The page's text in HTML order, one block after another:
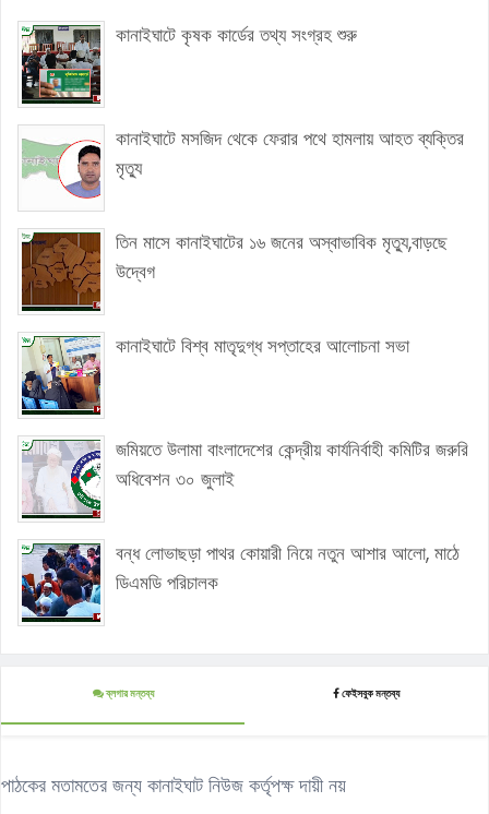
কানাইঘাটে কৃষক কার্ডের তথ্য সংগ্রহ শুরু
কানাইঘাটে মসজিদ থেকে ফেরার পথে হামলায় আহত ব্যক্তির
মৃত্যু
তিন মাসে কানাইঘাটের ১৬ জনের অস্বাভাবিক মৃত্যু,বাড়ছে
উদ্বেগ
কানাইঘাটে বিশ্ব মাতৃদুগ্ধ সপ্তাহের আলোচনা সভা
জমিয়তে উলামা বাংলাদেশের কেন্দ্রীয় কার্যনির্বাহী কমিটির জরুরি
অধিবেশন ৩০ জুলাই
বন্ধ লোভাছড়া পাথর কোয়ারী নিয়ে নতুন আশার আলো, মাঠে
ডিএমডি পরিচালক
ব্লগার মন্তব্য ফেইসবুক মন্তব্য
পাঠকের মতামতের জন্য কানাইঘাট নিউজ কর্তৃপক্ষ দায়ী নয়